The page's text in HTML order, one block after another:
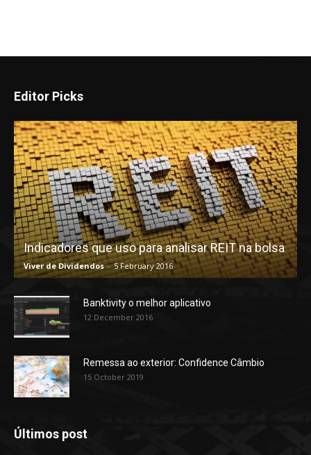
Editor Picks
Indicadores que uso para analisar REIT na bolsa
Viver de Dividendos - 5 February 2016
Banktivity o melhor aplicativo
12 December 2016
Remessa ao exterior: Confidence Câmbio
15 October 2019
Últimos post